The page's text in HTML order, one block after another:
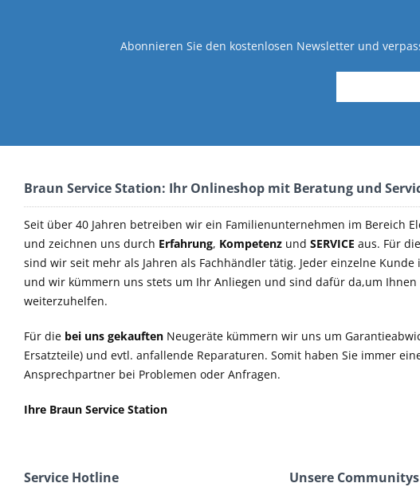
Abonnieren Sie den kostenlosen Newsletter und
Braun Service Station: Ihr Onlineshop mit Beratung und
Seit über 40 Jahren betreiben wir ein Familienunternehmen im Bereich
und zeichnen uns durch Erfahrung, Kompetenz und SERVICE aus. Für
sind wir seit mehr als Jahren als Fachhändler tätig. Jeder einzelne Kunde
und wir kümmern uns stets um Ihr Anliegen und sind dafür da,um Ihnen
weiterzuhelfen.
Für die bei uns gekauften Neugeräte kümmern wir uns um
Ersatzteile) und evtl. anfallende Reparaturen. Somit haben Sie immer
Ansprechpartner bei Problemen oder Anfragen.
Ihre Braun Service Station
Service Hotline Unsere Communitys